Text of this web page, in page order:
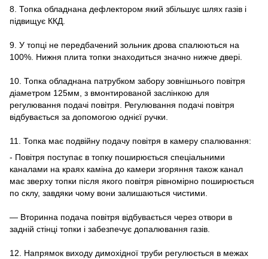
8. Топка обладнана дефлектором який збільшує шлях газів і
підвищує ККД.
9. У топці не передбачений зольник дрова спалюються на
100%. Нижня плита топки знаходиться значно нижче двері.
10. Топка обладнана патрубком забору зовнішнього повітря
діаметром 125мм, з вмонтированой заслінкою для
регулювання подачі повітря. Регулювання подачі повітря
відбувається за допомогою однієї ручки.
11. Топка має подвійну подачу повітря в камеру спалювання:
- Повітря поступає в топку поширюється спеціальними
каналами на краях каміна до камери згоряння також канал
має зверху топки після якого повітря рівномірно поширюється
по склу, завдяки чому вони залишаються чистими.
― Вторинна подача повітря відбувається через отвори в
задній стінці топки і забезпечує допалювання газів.
12. Напрямок виходу димохідної труби регулюється в межах